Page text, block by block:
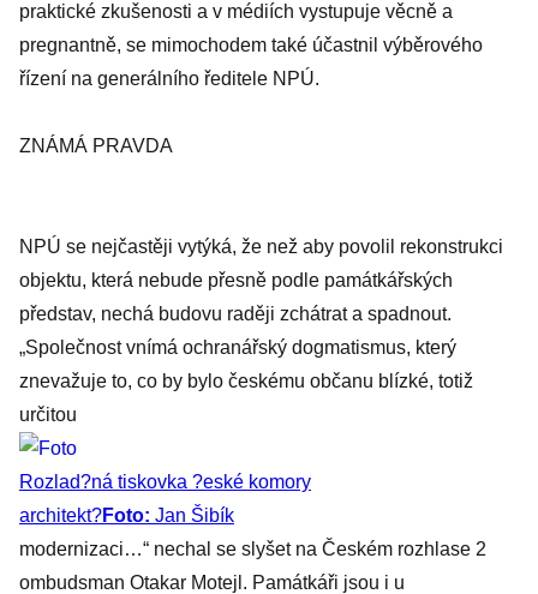
praktické zkušenosti a v médiích vystupuje věcně a
pregnantně, se mimochodem také účastnil výběrového
řízení na generálního ředitele NPÚ.
ZNÁMÁ PRAVDA
NPÚ se nejčastěji vytýká, že než aby povolil rekonstrukci
objektu, která nebude přesně podle památkářských
představ, nechá budovu raději zchátrat a spadnout.
„Společnost vnímá ochranářský dogmatismus, který
znevažuje to, co by bylo českému občanu blízké, totiž
určitou
Rozlad?ná tiskovka ?eské komory
architekt?Foto: Jan Šibík
modernizaci…“ nechal se slyšet na Českém rozhlase 2
ombudsman Otakar Motejl. Památkáři jsou i u